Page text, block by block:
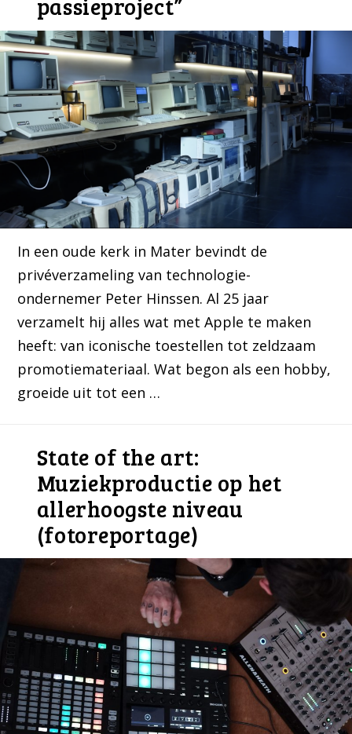
passieproject”
In een oude kerk in Mater bevindt de
privéverzameling van technologie-
ondernemer Peter Hinssen. Al 25 jaar
verzamelt hij alles wat met Apple te maken
heeft: van iconische toestellen tot zeldzaam
promotiemateriaal. Wat begon als een hobby,
groeide uit tot een …
State of the art:
Muziekproductie op het
allerhoogste niveau
(fotoreportage)